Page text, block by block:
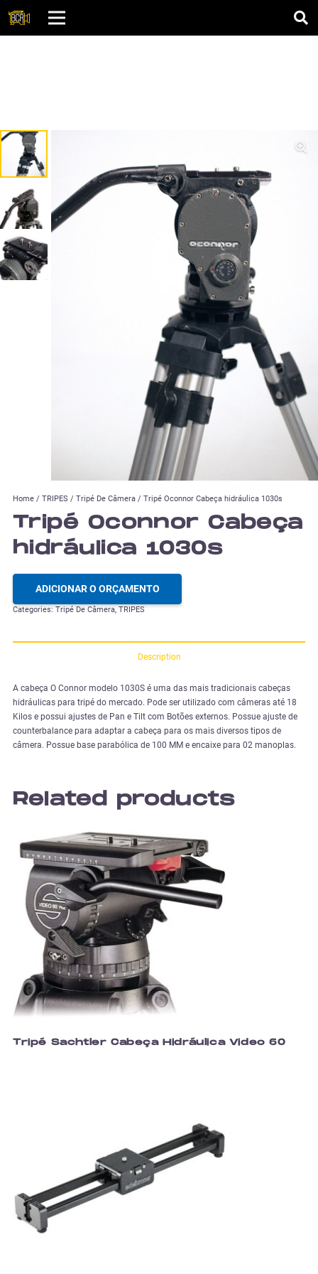
Home / TRIPES / Tripé De Câmera / Tripé Oconnor Cabeça hidráulica 1030s
Tripé Oconnor Cabeça
hidráulica 1030s
ADICIONAR O ORÇAMENTO
Categories: Tripé De Câmera TRIPES
Description
A cabeça O Connor modelo 1030S é uma das mais tradicionais cabeças
hidráulicas para tripé do mercado. Pode ser utilizado com câmeras até 18
Kilos e possui ajustes de Pan e Tilt com Botões externos. Possue ajuste de
counterbalance para adaptar a cabeça para os mais diversos tipos de
câmera. Possue base parabólica de 100 MM e encaixe para 02 manoplas.
Related products
Tripé Sachtler Cabeça Hidráulica Video 60